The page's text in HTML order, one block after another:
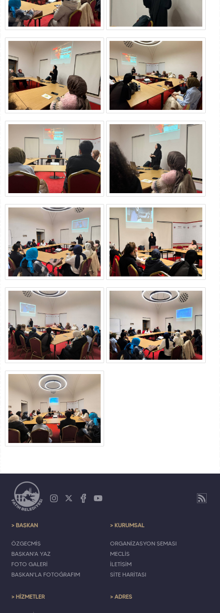
> BAŞKAN
ÖZGEÇMİŞ
BAŞKAN'A YAZ
FOTO GALERİ
BAŞKAN'LA FOTOĞRAFIM
> KURUMSAL
ORGANİZASYON ŞEMASI
MECLİS
İLETİŞİM
SİTE HARİTASI
> HİZMETLER > ADRES